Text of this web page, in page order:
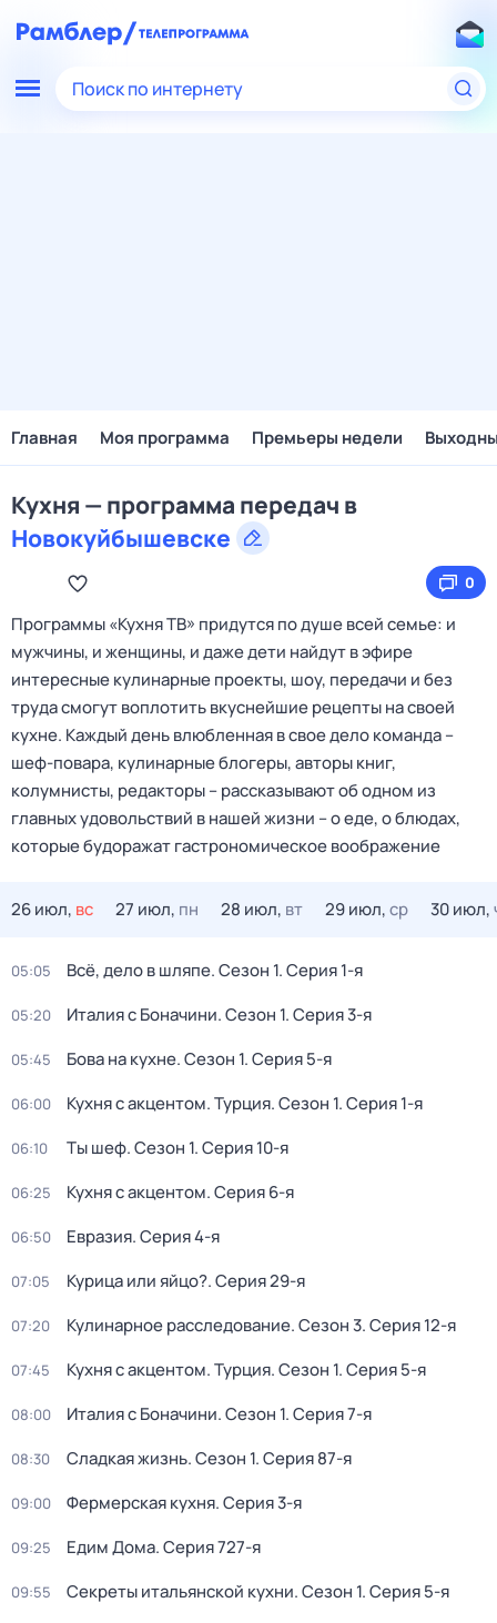
Поиск по интернету
Главная Моя программа Премьеры недели
Кухня — программа передач в
Новокуйбышевске
0
Программы «Кухня ТВ» придутся по душе всей семье: и
мужчины, и женщины, и даже дети найдут в эфире
интересные кулинарные проекты, шоу, передачи и без
труда смогут воплотить вкуснейшие рецепты на своей
кухне. Каждый день влюбленная в свое дело команда –
шеф-повара, кулинарные блогеры, авторы книг,
колумнисты, редакторы – рассказывают об одном из
главных удовольствий в нашей жизни – о еде, о блюдах,
которые будоражат гастрономическое воображение
26 июл, вс 27 июл, пн 28 июл, вт 29 июл,ср 30 июл,
05:05 Всё, дело в шляпе. Сезон 1. Серия 1-я
05:20 Италия с Боначини. Сезон 1. Серия 3-я
05:45 Бова на кухне. Сезон 1. Серия 5-я
06:00 Кухня с акцентом. Турция. Сезон 1. Серия 1-я
06:10 Ты шеф. Сезон 1. Серия 10-я
06:25 Кухня с акцентом. Серия 6-я
06:50 Евразия. Серия 4-я
07:05 Курица или яйцо?. Серия 29-я
07:20 Кулинарное расследование. Сезон 3. Серия 12-я
07:45 Кухня с акцентом. Турция. Сезон 1. Серия 5-я
08:00 Италия с Боначини. Сезон 1. Серия 7-я
08:30 Сладкая жизнь. Сезон 1. Серия 87-я
09:00 Фермерская кухня. Серия 3-я
09:25 Едим Дома. Серия 727-я
09:55 Секреты итальянской кухни. Сезон 1. Серия 5-я